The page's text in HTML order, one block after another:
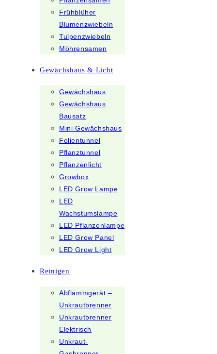
Frühblüher
Blumenzwiebeln
Tulpenzwiebeln
Möhrensamen
Gewächshaus & Licht
Gewächshaus
Gewächshaus
Bausatz
Mini Gewächshaus
Folientunnel
Pflanztunnel
Pflanzenlicht
Growbox
LED Grow Lampe
LED
Wachstumslampe
LED Pflanzenlampe
LED Grow Panel
LED Grow Light
Reinigen
Abflammgerät –
Unkrautbrenner
Unkrautbrenner
Elektrisch
Unkraut-